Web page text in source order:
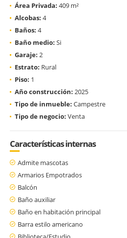
Área Privada: 409 m²
Alcobas: 4
Baños: 4
Baño medio: Si
Garaje: 2
Estrato: Rural
Piso: 1
Año construcción: 2025
Tipo de inmueble: Campestre
Tipo de negocio: Venta
Características internas
Admite mascotas
Armarios Empotrados
Balcón
Baño auxiliar
Baño en habitación principal
Barra estilo americano